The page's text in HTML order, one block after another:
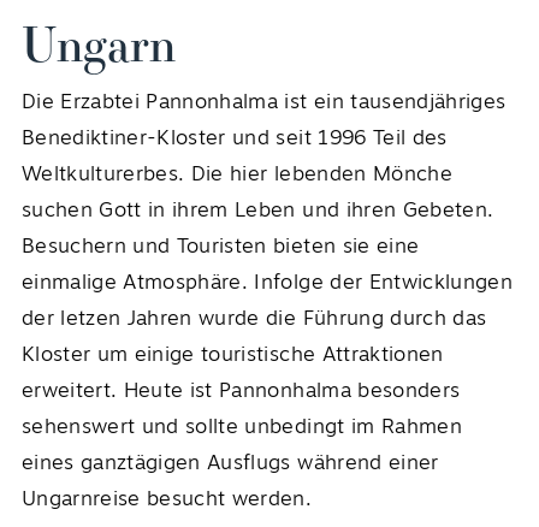
Ungarn
Die Erzabtei Pannonhalma ist ein tausendjähriges
Benediktiner-Kloster und seit 1996 Teil des
Weltkulturerbes. Die hier lebenden Mönche
suchen Gott in ihrem Leben und ihren Gebeten.
Besuchern und Touristen bieten sie eine
einmalige Atmosphäre. Infolge der Entwicklungen
der letzen Jahren wurde die Führung durch das
Kloster um einige touristische Attraktionen
erweitert. Heute ist Pannonhalma besonders
sehenswert und sollte unbedingt im Rahmen
eines ganztägigen Ausflugs während einer
Ungarnreise besucht werden.
DE